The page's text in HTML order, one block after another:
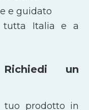
e guidato
tutta Italia e a
un
tuo prodotto in